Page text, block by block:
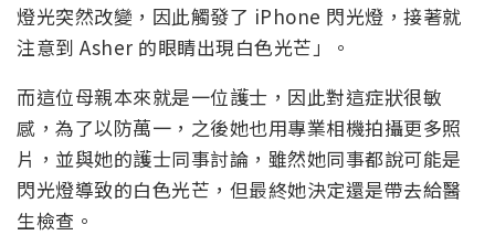
燈光突然改變，因此觸發了 iPhone 閃光燈，接著就
注意到 Asher 的眼睛出現白色光芒」。
而這位母親本來就是一位護士，因此對這症狀很敏
感，為了以防萬一，之後她也用專業相機拍攝更多照
片，並與她的護士同事討論，雖然她同事都說可能是
閃光燈導致的白色光芒，但最終她決定還是帶去給醫
生檢查。